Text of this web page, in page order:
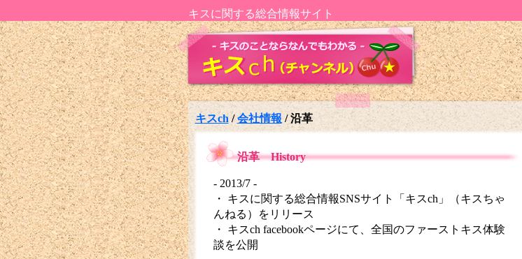
キスに関する総合情報サイト
キスch /会社情報/沿革
沿革 History
- 2013/7 -
・ キスに関する総合情報SNSサイト「キスch」（キスちゃ
んねる）をリリース
・ キスch facebookページにて、全国のファーストキス体験
談を公開